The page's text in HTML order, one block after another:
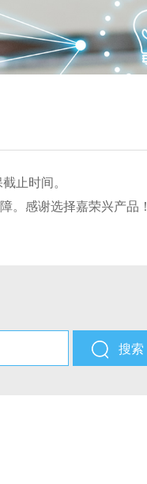
止时间。
。感谢选择嘉荣兴产品！
搜索